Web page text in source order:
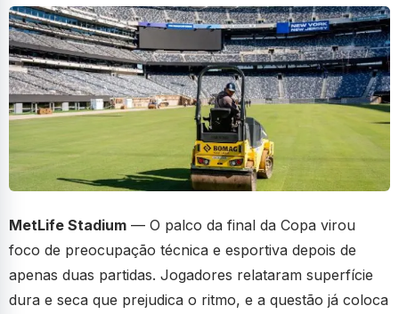
MetLife Stadium — O palco da final da Copa virou
foco de preocupação técnica e esportiva depois de
apenas duas partidas. Jogadores relataram superfície
dura e seca que prejudica o ritmo, e a questão já coloca